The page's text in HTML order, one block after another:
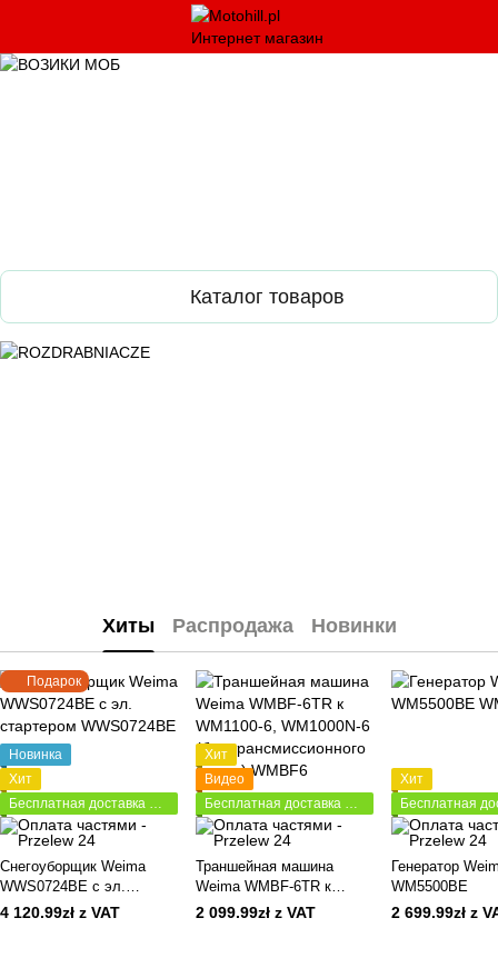
Каталог товаров
Хиты Распродажа Новинки
Подарок
Новинка
Хит
Бесплатная доставка по Польше
Снегоуборщик Weima
WWS0724ВЕ с эл.
стартером
4 120.99zł z VAT
Хит
Видео
Бесплатная доставка по Польше
Траншейная машина
Weima WMBF-6TR к
WM1100-6, WM1000N-6
2 099.99zł z VAT
Хит
Генератор
WM5500BE
2 699.99zł z